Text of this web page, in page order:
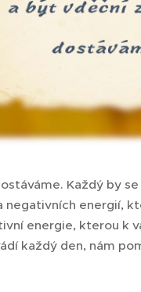
Každý by
energií,
energie, kterou k
každý den, nám